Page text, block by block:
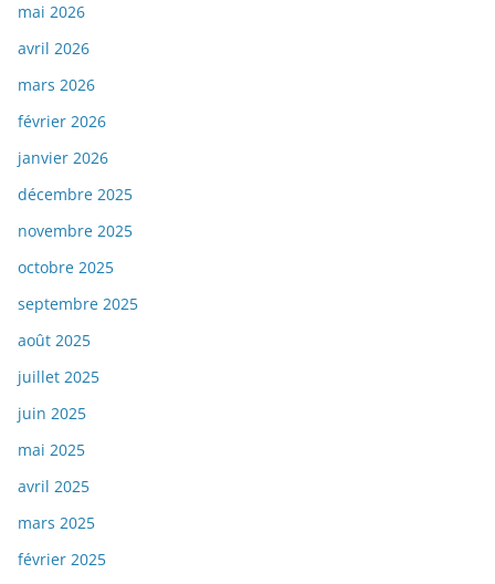
mai 2026
avril 2026
mars 2026
février 2026
janvier 2026
décembre 2025
novembre 2025
octobre 2025
septembre 2025
août 2025
juillet 2025
juin 2025
mai 2025
avril 2025
mars 2025
février 2025